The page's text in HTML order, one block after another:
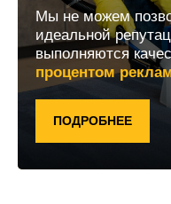
Мы не можем
идеальной
выполняются
процентом
ПОДРОБНЕЕ